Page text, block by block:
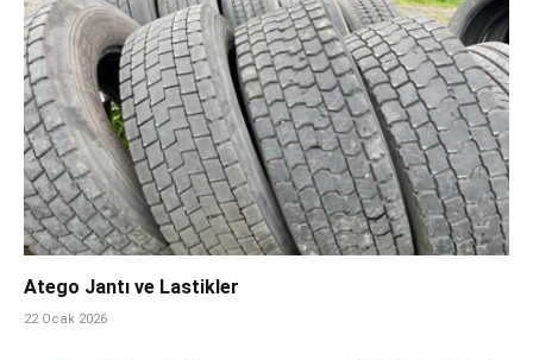
Atego Jantı ve Lastikler
22 Ocak 2026